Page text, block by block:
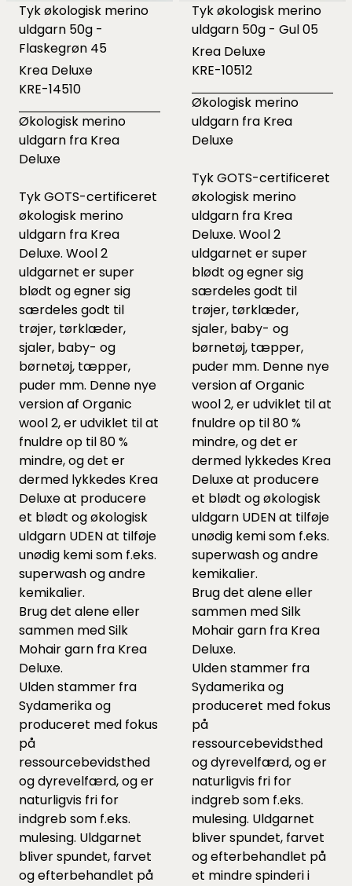
Tyk økologisk merino
uldgarn 50g -
Flaskegrøn 45
Krea Deluxe
KRE-14510
Økologisk merino
uldgarn fra Krea
Deluxe
Tyk GOTS-certificeret
økologisk merino
uldgarn fra Krea
Deluxe. Wool 2
uldgarnet er super
blødt og egner sig
særdeles godt til
trøjer, tørklæder,
sjaler, baby- og
børnetøj, tæpper,
puder mm. Denne nye
version af Organic
wool 2, er udviklet til at
fnuldre op til 80 %
mindre, og det er
dermed lykkedes Krea
Deluxe at producere
et blødt og økologisk
uldgarn UDEN at tilføje
unødig kemi som f.eks.
superwash og andre
kemikalier.
Brug det alene eller
sammen med Silk
Mohair garn fra Krea
Deluxe.
Ulden stammer fra
Sydamerika og
produceret med fokus
på
ressourcebevidsthed
og dyrevelfærd, og er
naturligvis fri for
indgreb som f.eks.
mulesing. Uldgarnet
bliver spundet, farvet
og efterbehandlet på
Tyk økologisk merino
uldgarn 50g - Gul 05
Krea Deluxe
KRE-10512
Økologisk merino
uldgarn fra Krea
Deluxe
Tyk GOTS-certificeret
økologisk merino
uldgarn fra Krea
Deluxe. Wool 2
uldgarnet er super
blødt og egner sig
særdeles godt til
trøjer, tørklæder,
sjaler, baby- og
børnetøj, tæpper,
puder mm. Denne nye
version af Organic
wool 2, er udviklet til at
fnuldre op til 80 %
mindre, og det er
dermed lykkedes Krea
Deluxe at producere
et blødt og økologisk
uldgarn UDEN at tilføje
unødig kemi som f.eks.
superwash og andre
kemikalier.
Brug det alene eller
sammen med Silk
Mohair garn fra Krea
Deluxe.
Ulden stammer fra
Sydamerika og
produceret med fokus
på
ressourcebevidsthed
og dyrevelfærd, og er
naturligvis fri for
indgreb som f.eks.
mulesing. Uldgarnet
bliver spundet, farvet
og efterbehandlet på
et mindre spinderi i